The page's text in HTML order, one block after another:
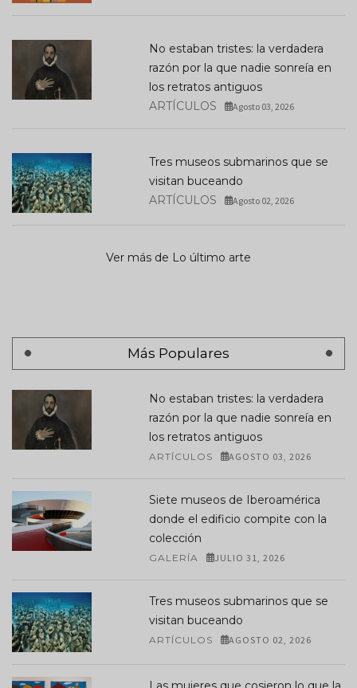
No estaban tristes: la verdadera
razón por la que nadie sonreía en
los retratos antiguos
ARTÍCULOS
Agosto 03, 2026
Tres museos submarinos que se
visitan buceando
ARTÍCULOS
Agosto 02, 2026
Ver más de Lo último arte
Más Populares
No estaban tristes: la verdadera
razón por la que nadie sonreía en
los retratos antiguos
ARTÍCULOS AGOSTO 03, 2026
Siete museos de Iberoamérica
donde el edificio compite con la
colección
GALERÍA JULIO 31, 2026
Tres museos submarinos que se
visitan buceando
ARTÍCULOS AGOSTO 02, 2026